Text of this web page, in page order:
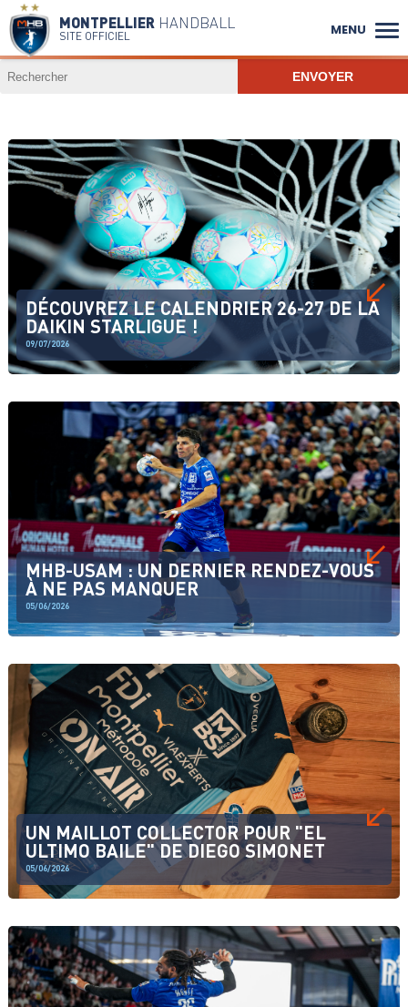
MONTPELLIERHANDBALL
SITE OFFICIEL MENU
DÉCOUVREZ LE CALENDRIER 26-27 DE LA
DAIKIN STARLIGUE !
09/07/2026
MHB-USAM : UN DERNIER RENDEZ-VOUS
À NE PAS MANQUER
05/06/2026
UN MAILLOT COLLECTOR POUR "EL
ULTIMO BAILE" DE DIEGO SIMONET
05/06/2026